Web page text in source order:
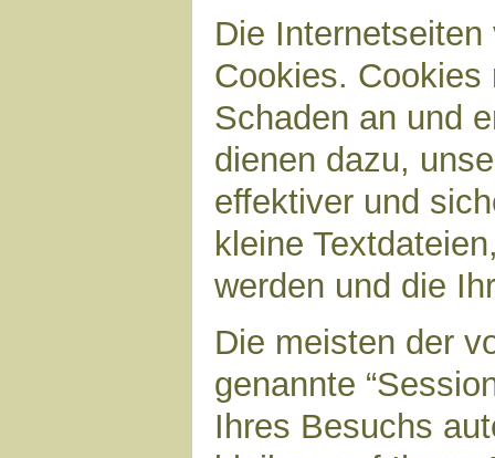
Die
Cookies.
Schaden an und
dienen dazu,
effektiver und
kleine
werden und die
Die meisten der
genannte
Ihres Besuchs